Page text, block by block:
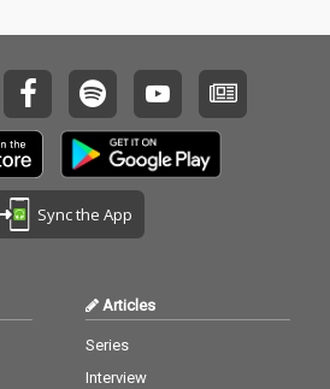
徴的。
Sync the App
Articles
Series
Interview